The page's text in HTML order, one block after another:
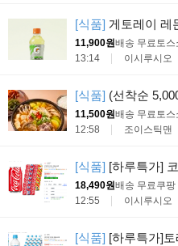
[식품] 게토레이 레
11,900원배송 무료토스
13:14
이시루시오
[식품] (선착순
11,500원배송 무료토스
12:58
조이스틱맨
[식품] [하루특가]
18,490원배송 무료쿠팡
12:55
이시루시오
[식품] [하루특가]